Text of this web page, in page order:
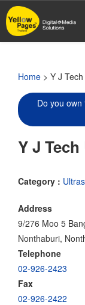
Skip
to
main
Home > Y J
Do you
Y J
Category :
Address
9/276 Moo 5
Nonthaburi,
Telephone
02-926-2423
Fax
02-926-2422